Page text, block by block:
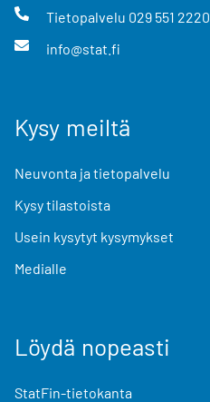
Tietopalvelu 029 551 2220
info@stat.fi
Kysy meiltä
Neuvonta ja tietopalvelu
Kysy tilastoista
Usein kysytyt kysymykset
Medialle
Löydä nopeasti
StatFin-tietokanta